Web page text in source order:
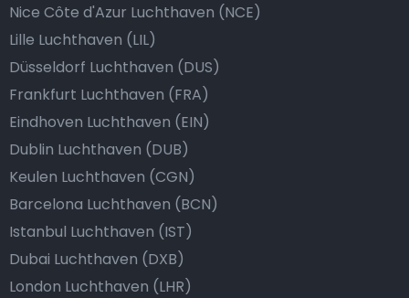
Nice Côte d'Azur Luchthaven (NCE)
Lille Luchthaven (LIL)
Düsseldorf Luchthaven (DUS)
Frankfurt Luchthaven (FRA)
Eindhoven Luchthaven (EIN)
Dublin Luchthaven (DUB)
Keulen Luchthaven (CGN)
Barcelona Luchthaven (BCN)
Istanbul Luchthaven (IST)
Dubai Luchthaven (DXB)
London Luchthaven (LHR)